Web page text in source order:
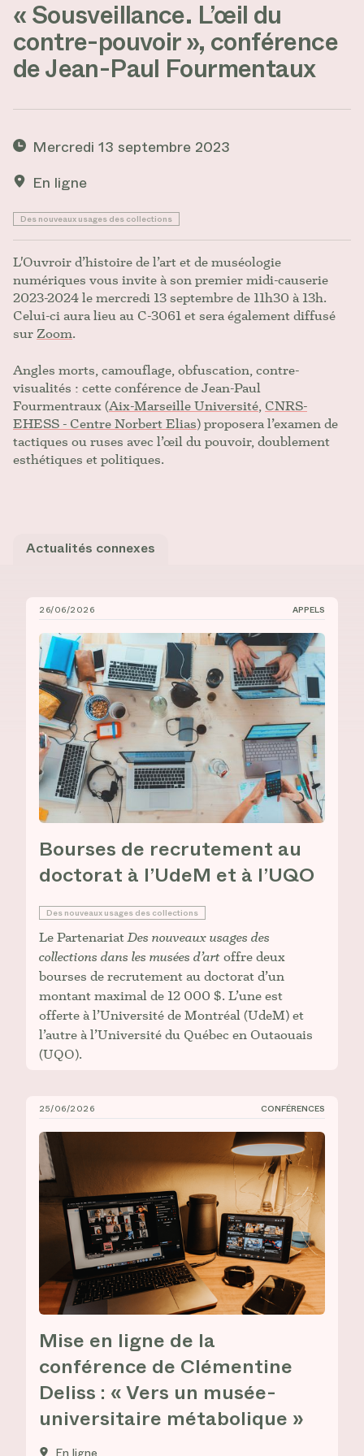
« Sousveillance. L’œil du
contre-pouvoir », conférence
de Jean-Paul Fourmentaux
Mercredi 13 septembre 2023
En ligne
Des nouveaux usages des collections
L'Ouvroir d’histoire de l’art et de muséologie
numériques vous invite à son premier midi-causerie
2023-2024 le mercredi 13 septembre de 11h30 à 13h.
Celui-ci aura lieu au C-3061 et sera également diffusé
sur Zoom.
Angles morts, camouflage, obfuscation, contre-
visualités : cette conférence de Jean-Paul
Fourmentraux (Aix-Marseille Université, CNRS-
EHESS - Centre Norbert Elias) proposera l’examen de
tactiques ou ruses avec l’œil du pouvoir, doublement
esthétiques et politiques.
Actualités connexes
Bourses de recrutement au doctorat à l’UdeM et à
26/06/2026 APPELS
Bourses de recrutement au
doctorat à l’UdeM et à l’UQO
Des nouveaux usages des collections
Le PartenariatDes nouveaux usages des
collections dans les musées d’art offre deux
bourses de recrutement au doctorat d’un
montant maximal de 12 000 $. L’une est
offerte à l’Université de Montréal (UdeM) et
l’autre à l’Université du Québec en Outaouais
(UQO).
Mise en ligne de la conférence de Clémentine Deliss
25/06/2026 CONFÉRENCES
Mise en ligne de la
conférence de Clémentine
Deliss : « Vers un musée-
universitaire métabolique »